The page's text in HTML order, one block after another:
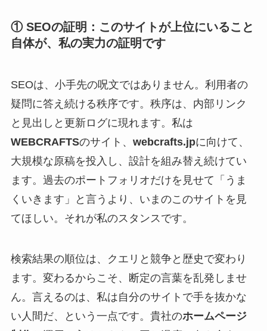
① SEOの証明：このサイトが上位にいること
自体が、私の実力の証明です
SEOは、小手先の呪文ではありません。利用者の
疑問に答え続ける秩序です。秩序は、内部リンク
と見出しと更新ログに現れます。私は
WEBCRAFTSのサイト、 webcrafts.jpに向けて、
大規模な原稿を投入し、設計を組み替え続けてい
ます。過去のポートフォリオだけを見せて「うま
くいきます」と言うより、いまのこのサイトを見
てほしい。それが私のスタンスです。
検索結果の順位は、クエリと競争と歴史で変わり
ます。変わるからこそ、断定の言葉を乱発しませ
ん。言えるのは、私は自分のサイトで手を抜かな
い人間だ、という一点です。貴社のホームページ